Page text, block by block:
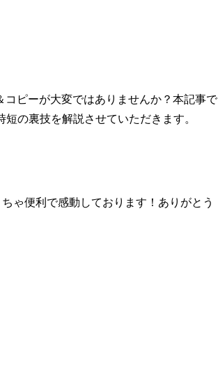
ピーが大変ではありませんか？本記事で
の裏技を解説させていただきます。
ゃ便利で感動しております！ありがとう